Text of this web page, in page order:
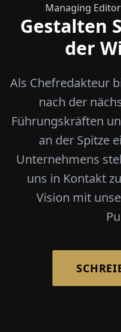
Managing
Gestalten
der
Als Chefredakteur
nach der
Führungskräften
an der Spitze
Unternehmens
uns in Kontakt
Vision mit